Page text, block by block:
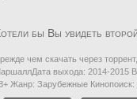
бы Вы увидеть
чем скачать через
выхода: 2014-2015
Жанр: Зарубежные Кинопоиск: